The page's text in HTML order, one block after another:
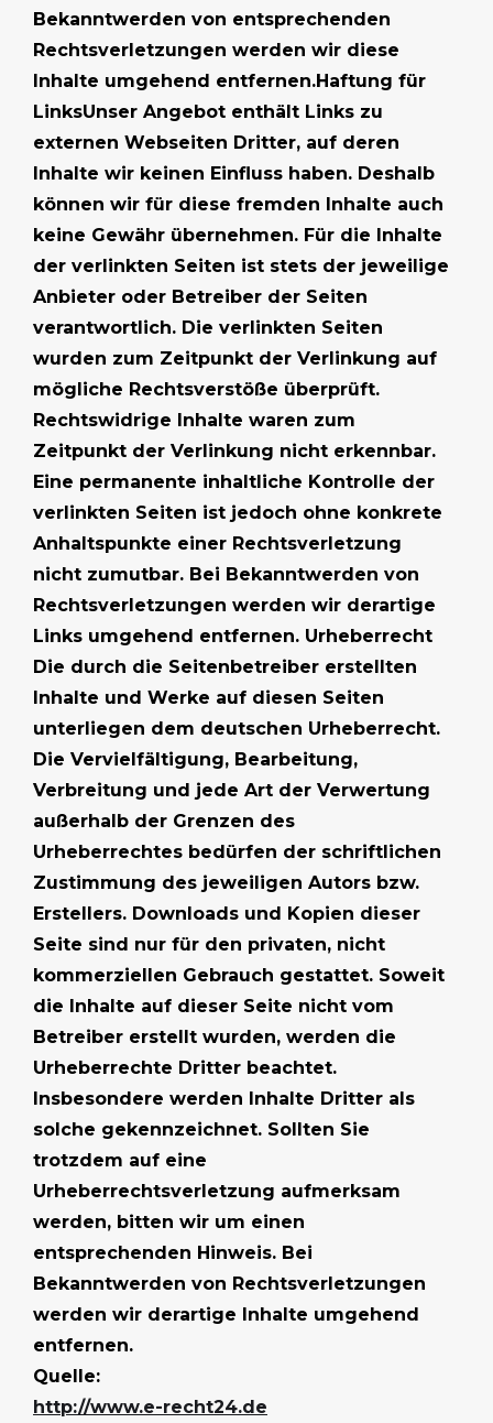
Bekanntwerden von entsprechenden
Rechtsverletzungen werden wir diese
Inhalte umgehend entfernen.Haftung für
LinksUnser Angebot enthält Links zu
externen Webseiten Dritter, auf deren
Inhalte wir keinen Einfluss haben. Deshalb
können wir für diese fremden Inhalte auch
keine Gewähr übernehmen. Für die Inhalte
der verlinkten Seiten ist stets der jeweilige
Anbieter oder Betreiber der Seiten
verantwortlich. Die verlinkten Seiten
wurden zum Zeitpunkt der Verlinkung auf
mögliche Rechtsverstöße überprüft.
Rechtswidrige Inhalte waren zum
Zeitpunkt der Verlinkung nicht erkennbar.
Eine permanente inhaltliche Kontrolle der
verlinkten Seiten ist jedoch ohne konkrete
Anhaltspunkte einer Rechtsverletzung
nicht zumutbar. Bei Bekanntwerden von
Rechtsverletzungen werden wir derartige
Links umgehend entfernen. Urheberrecht
Die durch die Seitenbetreiber erstellten
Inhalte und Werke auf diesen Seiten
unterliegen dem deutschen Urheberrecht.
Die Vervielfältigung, Bearbeitung,
Verbreitung und jede Art der Verwertung
außerhalb der Grenzen des
Urheberrechtes bedürfen der schriftlichen
Zustimmung des jeweiligen Autors bzw.
Erstellers. Downloads und Kopien dieser
Seite sind nur für den privaten, nicht
kommerziellen Gebrauch gestattet. Soweit
die Inhalte auf dieser Seite nicht vom
Betreiber erstellt wurden, werden die
Urheberrechte Dritter beachtet.
Insbesondere werden Inhalte Dritter als
solche gekennzeichnet. Sollten Sie
trotzdem auf eine
Urheberrechtsverletzung aufmerksam
werden, bitten wir um einen
entsprechenden Hinweis. Bei
Bekanntwerden von Rechtsverletzungen
werden wir derartige Inhalte umgehend
entfernen.
Quelle:
http://www.e-recht24.de